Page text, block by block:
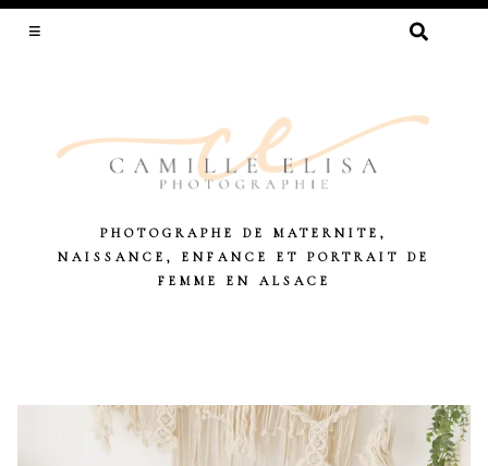
RECHERCHER :
PHOTOGRAPHE DE MATERNITE,
NAISSANCE, ENFANCE ET PORTRAIT DE
FEMME EN ALSACE